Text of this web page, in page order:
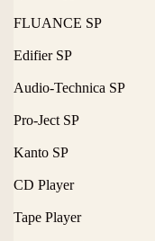
FLUANCE SP
Edifier SP
Audio-Technica SP
Pro-Ject SP
Kanto SP
CD Player
Tape Player